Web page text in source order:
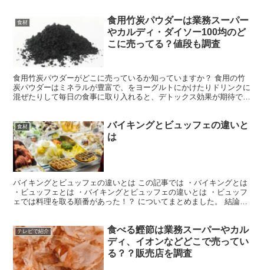
食材
食用竹炭パウダーは業務スーパー
やカルディ・ダイソー100均のど
こに売ってる？値段も調査
食用竹炭パウダーがどこに売っているか知っていますか？ 食用の竹
炭パウダーはミネラルが豊富で、をヨーグルトにかけたりドリンクに
混ぜたりして毎日の食事に取り入れると、デトックス効果が期待で
食材
バイキングとビュッフェの違いと
は
バイキングとビュッフェの違いとは この記事では ・バイキングとは
・ビュッフェとは ・バイキングとビュッフェの違いとは ・ビュッフ
ェでは料理を取る順番があった！？ についてまとめました。 結論！
テレビで紹介
食べる鰹節は業務スーパーやカル
ディ、イオンなどどこで売ってい
る？？販売店を調査